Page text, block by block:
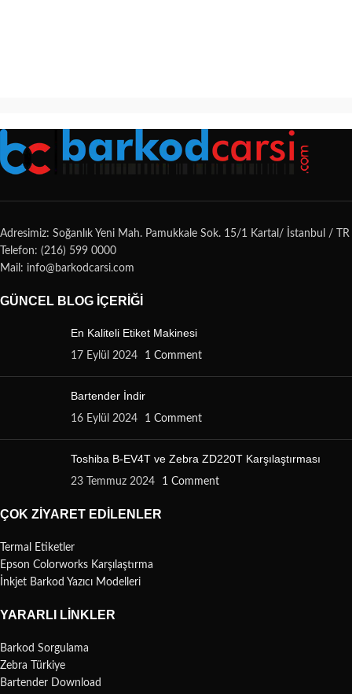
Adresimiz: Soğanlık Yeni Mah. Pamukkale Sok. 15/1 Kartal/ İstanbul / TR
Telefon: (216) 599 0000
Mail: info@barkodcarsi.com
GÜNCEL BLOG İÇERIĞI
En Kaliteli Etiket Makinesi
17 Eylül 2024 1 Comment
Bartender İndir
16 Eylül 2024 1 Comment
Toshiba B-EV4T ve Zebra ZD220T Karşılaştırması
23 Temmuz 2024 1 Comment
ÇOK ZIYARET EDILENLER
Termal Etiketler
Epson Colorworks Karşılaştırma
İnkjet Barkod Yazıcı Modelleri
YARARLI LINKLER
Barkod Sorgulama
Zebra Türkiye
Bartender Download